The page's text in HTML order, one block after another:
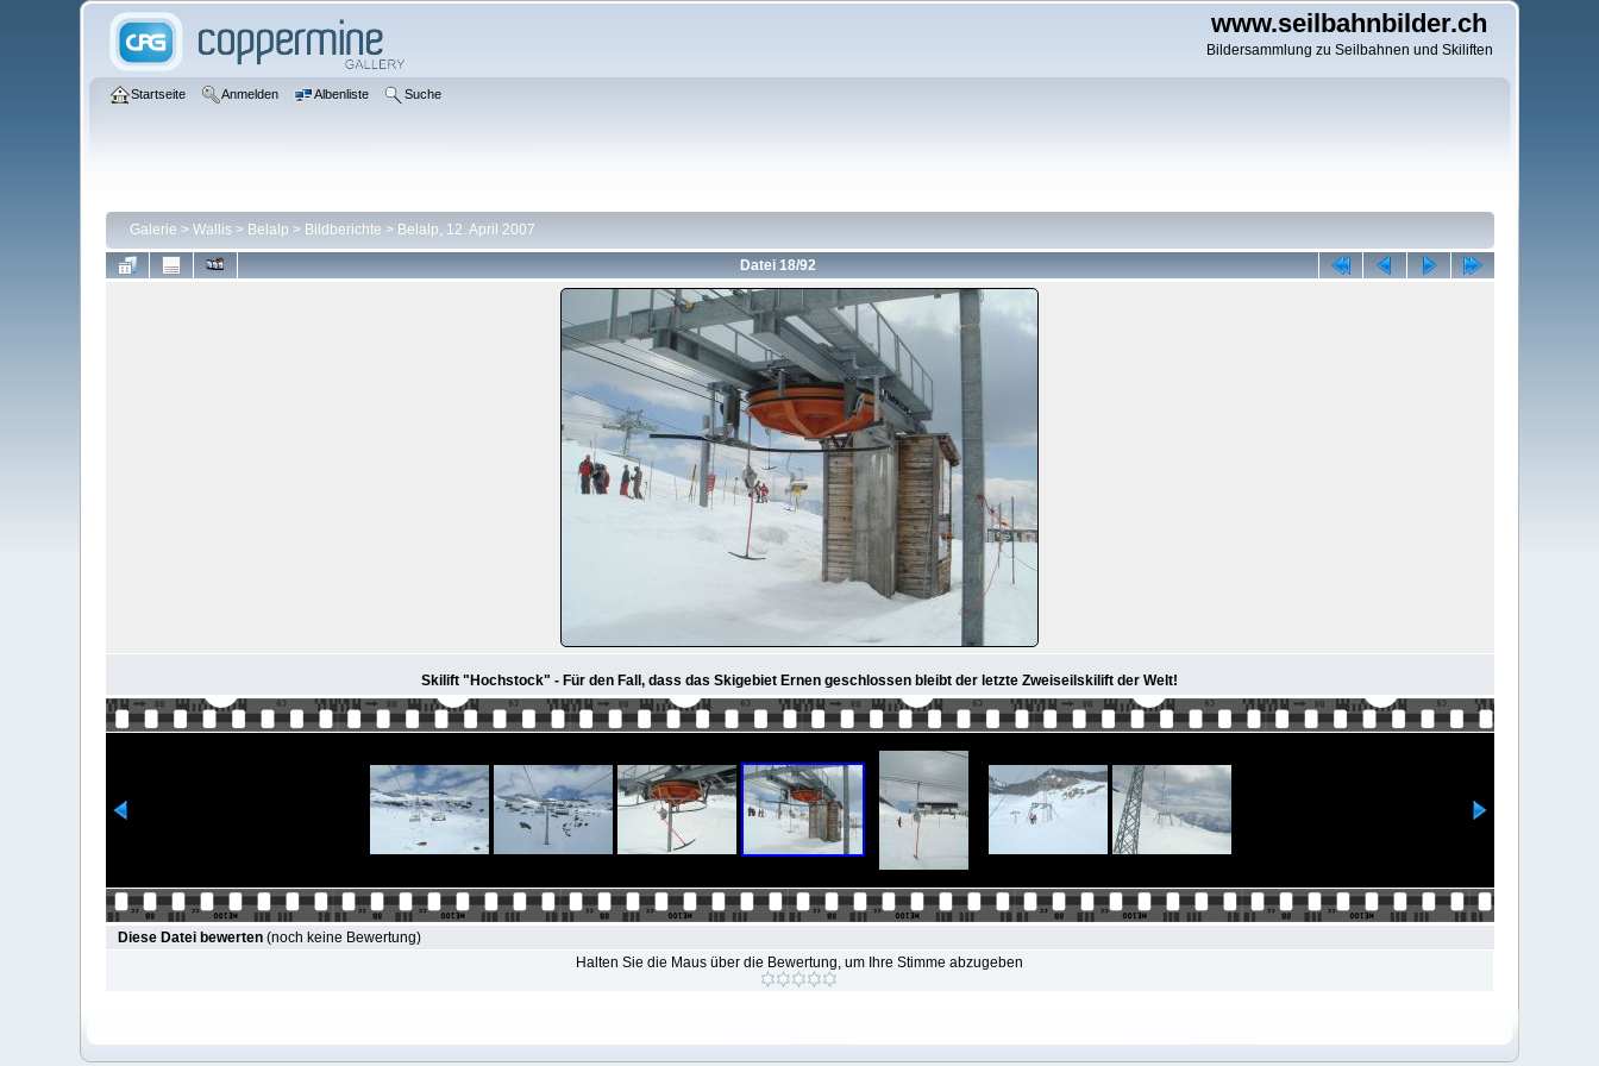
www.seilbahnbilder.ch
Bildersammlung zu Seilbahnen und Skiliften
Startseite Anmelden Albenliste Suche
Galerie > Wallis> Belalp > Bildberichte > Belalp, 12. April 2007
Datei 18/92
Skilift "Hochstock" - Für den Fall, dass das Skigebiet Ernen geschlossen bleibt der letzte Zweiseilskilift der Welt!
Diese Datei bewerten(noch keine Bewertung)
Halten Sie die Maus über die Bewertung, um Ihre Stimme abzugeben